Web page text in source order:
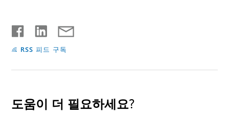
RSS 피드 구독
도움이 더 필요하세요?